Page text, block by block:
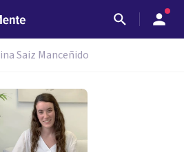
Saiz Manceñido